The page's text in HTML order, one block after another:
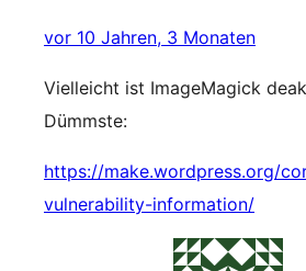
vor 10 Jahren, 3 Monaten
Vielleicht ist ImageMagick
Dümmste:
https://make.wordpress.org/
vulnerability-information/